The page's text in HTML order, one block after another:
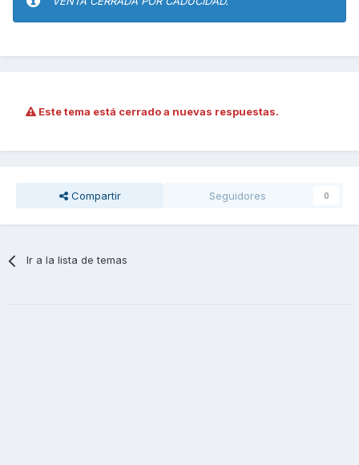
Este tema está cerrado a nuevas respuestas.
Compartir Seguidores 0
Ir a la lista de temas